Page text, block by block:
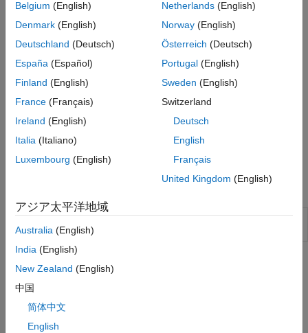
収集し、groundTruth オブジェクトにエクスポートします。
マルチユーザー イメージのラベル付けを開始するには、
Started with Team-Based Labelingを参照してください。
イメージ ラ
ベラー
コンピューター ビジョンの応用に使用する
トピック
イメージ ラベラーを使ったチームベースでのラベル
付けの基礎を学ぶ
Get Started with Team-Based Labeling
Belgium (English)
Denmark (English)
Deutschland (Deutsch)
España (Español)
Finland (English)
France (Français)
Ireland (English)
Italia (Italiano)
Luxembourg (English)
Netherlands(English)
Norway(English)
Österreich (Deutsch)
Portugal(English)
Sweden (English)
Switzerland
Deutsch
English
Français
United Kingdom (English)
アジア太平洋地域
Australia (English)
India (English)
New Zealand (English)
中国
简体中文
English